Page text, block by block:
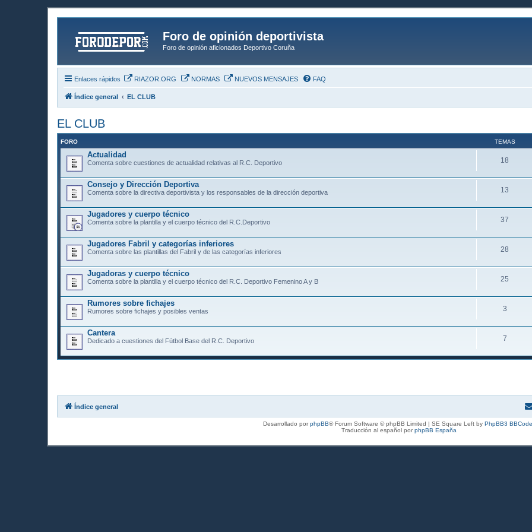
Foro de opinión deportivista
Foro de opinión aficionados Deportivo Coruña
Enlaces rápidos RIAZOR.ORG NORMAS NUEVOS MENSAJES FAQ
Índice general EL CLUB
EL CLUB
FORO TEMAS
Actualidad
Comenta sobre cuestiones de actualidad relativas al R.C. Deportivo 18
Consejo y Dirección Deportiva
Comenta sobre la directiva deportivista y los responsables de la dirección deportiva 13
Jugadores y cuerpo técnico
Comenta sobre la plantilla y el cuerpo técnico del R.C.Deportivo 37
Jugadores Fabril y categorías inferiores
Comenta sobre las plantillas del Fabril y de las categorías inferiores 28
Jugadoras y cuerpo técnico
Comenta sobre la plantilla y el cuerpo técnico del R.C. Deportivo Femenino A y B 25
Rumores sobre fichajes
Rumores sobre fichajes y posibles ventas 3
Cantera
Dedicado a cuestiones del Fútbol Base del R.C. Deportivo 7
Índice general
Desarrollado porphpBB® Forum Software © phpBB Limited | SE Square Left by PhpBB3
Traducción al español porphpBB España